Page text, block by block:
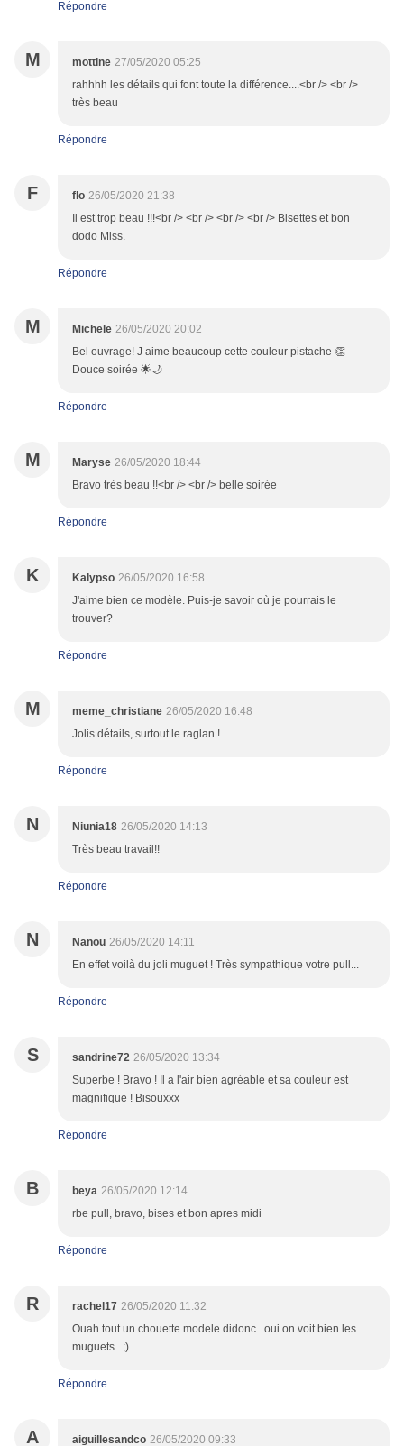
Répondre
M mottine 27/05/2020 05:25
rahhhh les détails qui font toute la différence....<br /> <br />
très beau
Répondre
F flo 26/05/2020 21:38
Il est trop beau !!!<br /> <br /> <br /> <br /> Bisettes et bon
dodo Miss.
Répondre
M Michele 26/05/2020 20:02
Bel ouvrage! J aime beaucoup cette couleur pistache 👏
Douce soirée 🌟🌙
Répondre
M Maryse 26/05/2020 18:44
Bravo très beau !!<br /> <br /> belle soirée
Répondre
K Kalypso 26/05/2020 16:58
J'aime bien ce modèle. Puis-je savoir où je pourrais le
trouver?
Répondre
M meme_christiane 26/05/2020 16:48
Jolis détails, surtout le raglan !
Répondre
N Niunia18 26/05/2020 14:13
Très beau travail!!
Répondre
N Nanou 26/05/2020 14:11
En effet voilà du joli muguet ! Très sympathique votre pull...
Répondre
S sandrine72 26/05/2020 13:34
Superbe ! Bravo ! Il a l'air bien agréable et sa couleur est
magnifique ! Bisouxxx
Répondre
B beya 26/05/2020 12:14
rbe pull, bravo, bises et bon apres midi
Répondre
R rachel17 26/05/2020 11:32
Ouah tout un chouette modele didonc...oui on voit bien les
muguets...;)
Répondre
A aiguillesandco 26/05/2020 09:33